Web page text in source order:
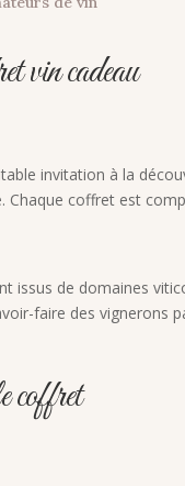
vin cadeau
invitation à la
Chaque coffret est
issus de domaines
faire des vignerons
coffret